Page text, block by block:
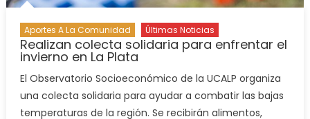
Aportes A La Comunidad Últimas Noticias
Realizan colecta solidaria para enfrentar el
invierno en La Plata
El Observatorio Socioeconómico de la UCALP organiza
una colecta solidaria para ayudar a combatir las bajas
temperaturas de la región. Se recibirán alimentos,